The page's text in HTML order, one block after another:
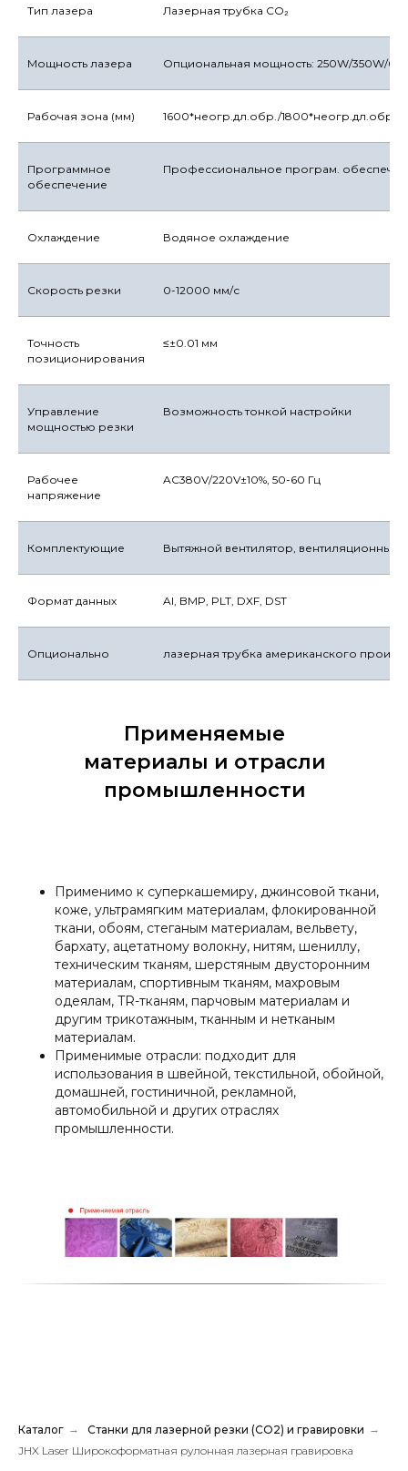
Тип лазера Лазерная трубка CO₂
Мощность лазера Опциональная мощность: 250W/350W/
Рабочая зона (мм) 1600*неогр.дл.обр./
Программное
обеспечение
Профессиональное програм. обеспеч.
Охлаждение Водяное охлаждение
Скорость резки 0-12000 мм/с
Точность
позиционирования
≤±0.01 мм
Управление
мощностью резки
Возможность тонкой настройки
Рабочее
напряжение
AC380V/220V±10%, 50-60 Гц
Комплектующие Вытяжной вентилятор, вентиляционные
Формат данных AI, BMP, PLT, DXF, DST
Опционально лазерная трубка американского
Применяемые
материалы и отрасли
промышленности
Применимо к суперкашемиру, джинсовой ткани,
коже, ультрамягким материалам, флокированной
ткани, обоям, стеганым материалам, вельвету,
бархату, ацетатному волокну, нитям, шениллу,
техническим тканям, шерстяным двусторонним
материалам, спортивным тканям, махровым
одеялам, TR-тканям, парчовым материалам и
другим трикотажным, тканным и нетканым
материалам.
Применимые отрасли: подходит для
использования в швейной, текстильной, обойной,
домашней, гостиничной, рекламной,
автомобильной и других отраслях
промышленности.
Каталог → Станки для лазерной резки (CO2) и гравировки →
JHX Laser Широкоформатная рулонная лазерная гравировка